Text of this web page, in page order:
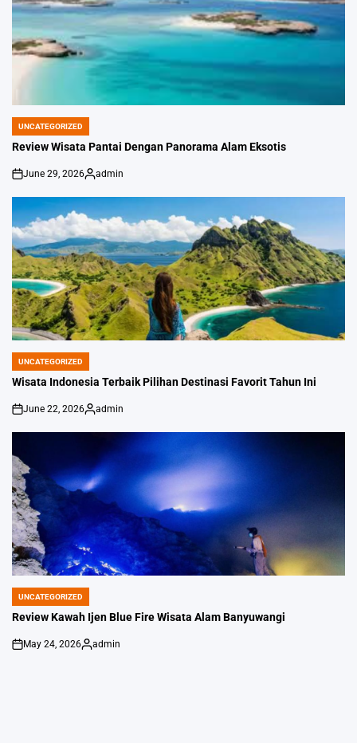
POSTED
IN
UNCATEGORIZED
Review Wisata Pantai Dengan Panorama Alam Eksotis
on
June 29, 2026
Posted
admin
POSTED
IN
UNCATEGORIZED
Wisata Indonesia Terbaik Pilihan Destinasi Favorit Tahun Ini
on
June 22, 2026
Posted
admin
POSTED
IN
UNCATEGORIZED
Review Kawah Ijen Blue Fire Wisata Alam Banyuwangi
on
May 24, 2026
Posted
admin